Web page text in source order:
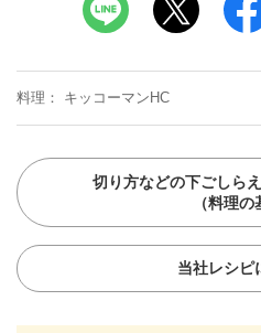
料理 キッコーマンHC
切り方などの下ごしら
（料理の
当社レシピ